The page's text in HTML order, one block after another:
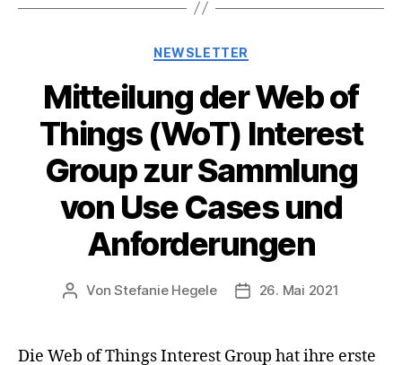
Kategorien
NEWSLETTER
Mitteilung der Web of
Things (WoT) Interest
Group zur Sammlung
von Use Cases und
Anforderungen
Beitragsautor
VonStefanie Hegele Veröffentlichungsdatum
26. Mai 2021
Die Web of Things Interest Group hat ihre erste